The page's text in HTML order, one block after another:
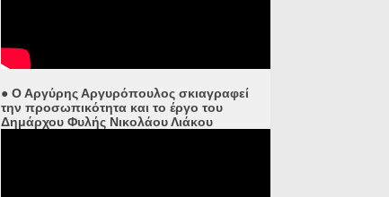
● Ο Αργύρης Αργυρόπουλος σκιαγραφεί
την προσωπικότητα και το έργο του
Δημάρχου Φυλής Νικολάου Λιάκου